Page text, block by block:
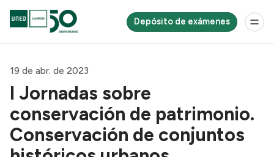
Depósito de exámenes
19 de abr. de 2023
I Jornadas sobre
conservación de patrimonio.
Conservación de conjuntos